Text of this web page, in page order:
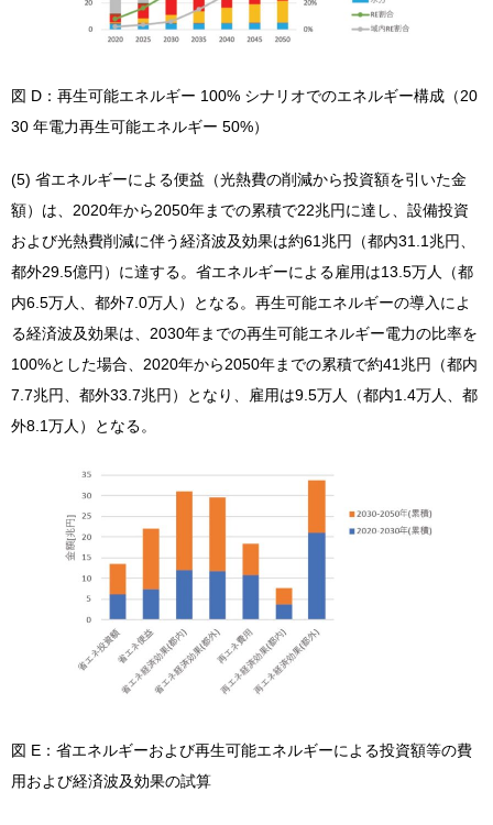
図 D：再生可能エネルギー 100% シナリオでのエネルギー構成（20
30 年電力再生可能エネルギー 50%）
(5) 省エネルギーによる便益（光熱費の削減から投資額を引いた金
額）は、2020年から2050年までの累積で22兆円に達し、設備投資
および光熱費削減に伴う経済波及効果は約61兆円（都内31.1兆円、
都外29.5億円）に達する。省エネルギーによる雇用は13.5万人（都
内6.5万人、都外7.0万人）となる。再生可能エネルギーの導入によ
る経済波及効果は、2030年までの再生可能エネルギー電力の比率を
100%とした場合、2020年から2050年までの累積で約41兆円（都内
7.7兆円、都外33.7兆円）となり、雇用は9.5万人（都内1.4万人、都
外8.1万人）となる。
図 E：省エネルギーおよび再生可能エネルギーによる投資額等の費
用および経済波及効果の試算